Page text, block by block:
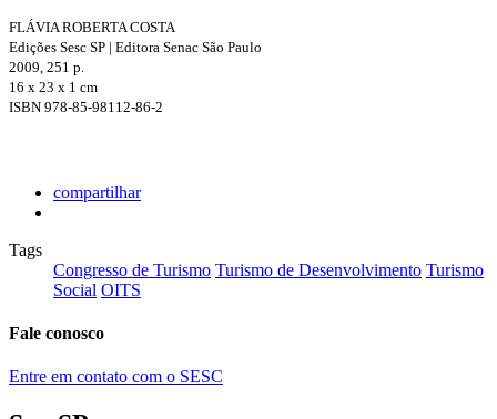
FLÁVIA ROBERTA COSTA
Edições Sesc SP | Editora Senac São Paulo
2009, 251 p.
16 x 23 x 1 cm
ISBN 978-85-98112-86-2
compartilhar
Tags
Congresso de Turismo Turismo de Desenvolvimento Turismo
Social OITS
Fale conosco
Entre em contato com o SESC